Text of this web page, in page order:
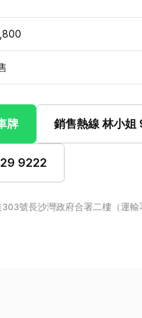
牌 銷售熱線 林小
9222
號長沙灣政府合署二樓（運輸